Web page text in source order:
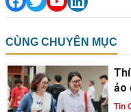
CÙNG CHUYÊN MỤC
ảo
Tin